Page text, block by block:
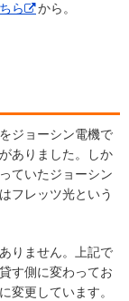
ら から。
ジョーシン電機で
ありました。しか
ていたジョーシン
フレッツ光という
りません。上記で
す側に変わってお
変更しています。